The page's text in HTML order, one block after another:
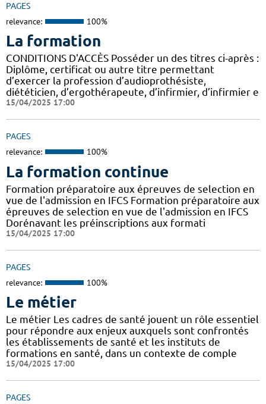
PAGES
relevance: 100%
La formation
CONDITIONS D'ACCÈS Posséder un des titres ci-après :
Diplôme, certificat ou autre titre permettant
d’exercer la profession d’audioprothésiste,
diététicien, d’ergothérapeute, d’infirmier, d’infirmier e
15/04/2025 17:00
PAGES
relevance: 100%
La formation continue
Formation préparatoire aux épreuves de selection en
vue de l'admission en IFCS Formation préparatoire aux
épreuves de selection en vue de l'admission en IFCS
Dorénavant les préinscriptions aux formati
15/04/2025 17:00
PAGES
relevance: 100%
Le métier
Le métier Les cadres de santé jouent un rôle essentiel
pour répondre aux enjeux auxquels sont confrontés
les établissements de santé et les instituts de
formations en santé, dans un contexte de comple
15/04/2025 17:00
PAGES